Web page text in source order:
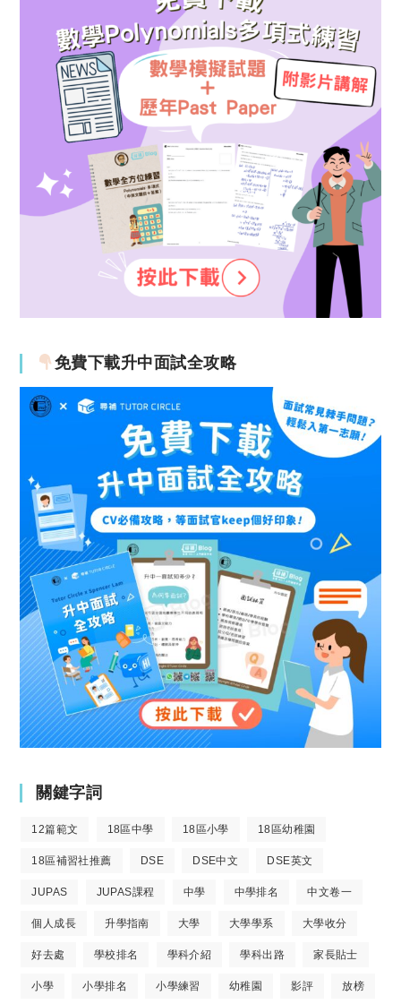
免費下載升中面試全攻略
關鍵字詞
12篇範文 18區中學 18區小學 18區幼稚園
18區補習社推薦 DSE DSE中文 DSE英文
JUPAS JUPAS課程 中學 中學排名 中文卷一
個人成長 升學指南 大學 大學學系 大學收分
好去處 學校排名 學科介紹 學科出路 家長貼士
小學 小學排名 小學練習 幼稚園 影評 放榜